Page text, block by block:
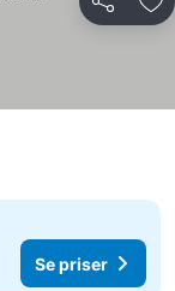
Del
Se priser